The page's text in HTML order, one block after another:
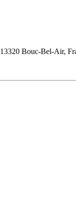
13320 Bouc-Bel-Air,